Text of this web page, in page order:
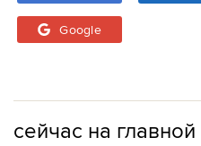
Google
сейчас на главной